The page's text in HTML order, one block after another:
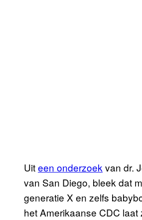
Uiteen onderzoek van dr.
van San Diego, bleek dat
generatie X en zelfs
het Amerikaanse CDC